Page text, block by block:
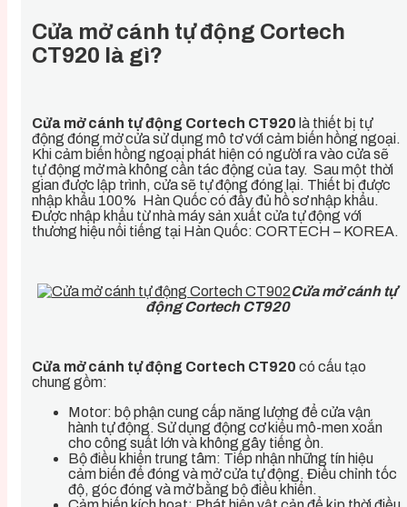
Cửa mở cánh tự động Cortech
CT920 là gì?
Cửa mở cánh tự động Cortech CT920 là thiết bị tự
động đóng mở cửa sử dụng mô tơ với cảm biến hồng ngoại.
Khi cảm biến hồng ngoại phát hiện có người ra vào cửa sẽ
tự động mở mà không cần tác động của tay. Sau một thời
gian được lập trình, cửa sẽ tự động đóng lại. Thiết bị được
nhập khẩu 100% Hàn Quốc có đầy đủ hồ sơ nhập khẩu.
Được nhập khẩu từ nhà máy sản xuất cửa tự động với
thương hiệu nổi tiếng tại Hàn Quốc: CORTECH – KOREA.
Cửa mở cánh tự
động Cortech CT920
Cửa mở cánh tự động Cortech CT920 có cấu tạo
chung gồm:
Motor: bộ phận cung cấp năng lượng để cửa vận
hành tự động. Sử dụng động cơ kiểu mô-men xoắn
cho công suất lớn và không gây tiếng ồn.
Bộ điều khiển trung tâm: Tiếp nhận những tín hiệu
cảm biến để đóng và mở cửa tự động. Điều chỉnh tốc
độ, góc đóng và mở bằng bộ điều khiển.